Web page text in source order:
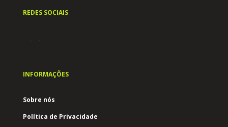
REDES SOCIAIS
INFORMAÇÕES
Sobre nós
Política de Privacidade